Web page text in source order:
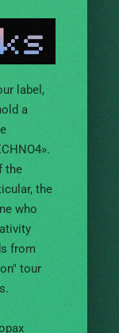
label,
a
the
the
who
from
tour